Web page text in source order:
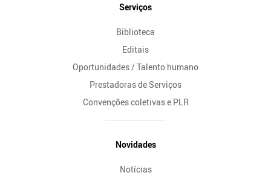
Serviços
Biblioteca
Editais
Oportunidades / Talento humano
Prestadoras de Serviços
Convenções coletivas e PLR
Novidades
Notícias